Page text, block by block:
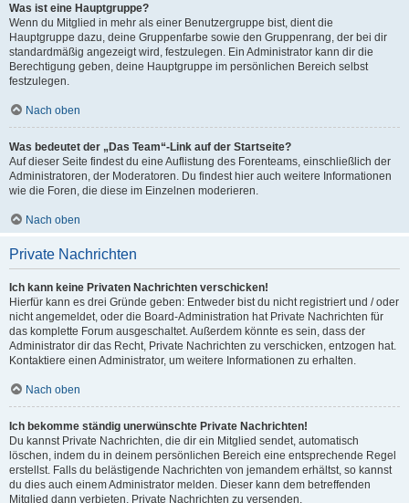
Was ist eine Hauptgruppe?
Wenn du Mitglied in mehr als einer Benutzergruppe bist, dient die
Hauptgruppe dazu, deine Gruppenfarbe sowie den Gruppenrang, der bei dir
standardmäßig angezeigt wird, festzulegen. Ein Administrator kann dir die
Berechtigung geben, deine Hauptgruppe im persönlichen Bereich selbst
festzulegen.
Nach oben
Was bedeutet der „Das Team“-Link auf der Startseite?
Auf dieser Seite findest du eine Auflistung des Forenteams, einschließlich der
Administratoren, der Moderatoren. Du findest hier auch weitere Informationen
wie die Foren, die diese im Einzelnen moderieren.
Nach oben
Private Nachrichten
Ich kann keine Privaten Nachrichten verschicken!
Hierfür kann es drei Gründe geben: Entweder bist du nicht registriert und / oder
nicht angemeldet, oder die Board-Administration hat Private Nachrichten für
das komplette Forum ausgeschaltet. Außerdem könnte es sein, dass der
Administrator dir das Recht, Private Nachrichten zu verschicken, entzogen hat.
Kontaktiere einen Administrator, um weitere Informationen zu erhalten.
Nach oben
Ich bekomme ständig unerwünschte Private Nachrichten!
Du kannst Private Nachrichten, die dir ein Mitglied sendet, automatisch
löschen, indem du in deinem persönlichen Bereich eine entsprechende Regel
erstellst. Falls du belästigende Nachrichten von jemandem erhältst, so kannst
du dies auch einem Administrator melden. Dieser kann dem betreffenden
Mitglied dann verbieten, Private Nachrichten zu versenden.